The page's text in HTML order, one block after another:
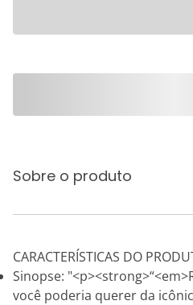
Sobre o produto
CARACTERÍSTICAS DO
Sinopse:
você poderia querer da